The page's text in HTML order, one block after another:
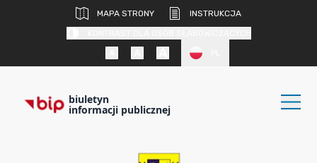
MAPA STRONY
INSTRUKCJA
biuletyn
informacji publicznej